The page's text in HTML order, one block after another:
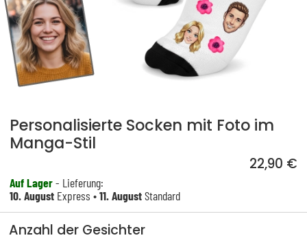
Personalisierte Socken mit Foto im
Manga-Stil
22,90 €
Auf Lager- Lieferung:
10. August Express •11. AugustStandard
Anzahl der Gesichter